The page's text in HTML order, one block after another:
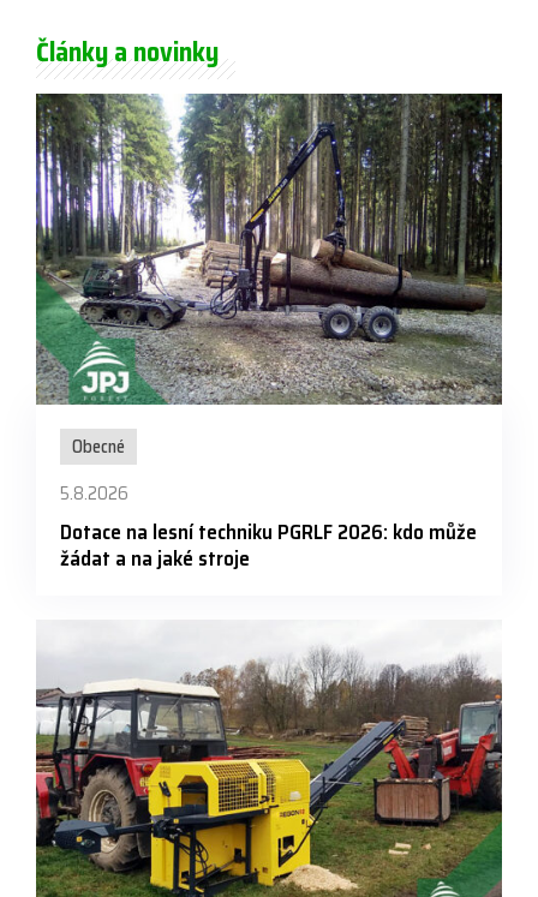
Články a novinky
Obecné
5.8.2026
Dotace na lesní techniku PGRLF 2026: kdo může
žádat a na jaké stroje